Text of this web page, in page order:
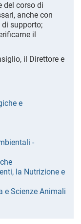
del corso di
anche con
supporto;
il
il Direttore e
e
-
la Nutrizione e
e Scienze Animali